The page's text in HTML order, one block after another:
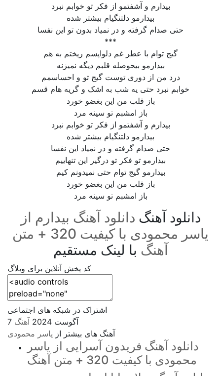
بیدارم و آشفتمو از فکر تو خوابم نبرد
بیدارمو دلتنگیام بیشتر شده
حتی صدام گرفته و در نمیاد بدون تو این نفسا
***
گیج توام با عطر غم دلواپسم ریختم به هم
بیدارمو بیحوصله قلبم دیگه نمیزنه
درد من از دوری توست گیج تو و احساسمم
خوابم نبرد حتی یه شب به اشک و گریه هام قسم
باز قلب من این بغضو خورد
باز امشبم تو سینه مرد
بیدارم و آشفتمو از فکر تو خوابم نبرد
بیدارمو دلتنگیام بیشتر شده
حتی صدام گرفته و در نمیاد این نفسا
بیدارمو تو فکر تو درگیر این تنهاییم
بیدارمو گیج توام حتی نمیدونم کیم
باز قلب من این بغضو خورد
باز امشبم تو سینه مرد
دانلود آهنگ دانلود آهنگ بیدارم از
یاسر محمودی با کیفیت 320 + متن
آهنگ با لینک مستقیم
کد پخش آنلاین برای وبلاگ
اشتراک در شبکه های اجتماعی
7 آگوست 2024
آهنگ
آهنگ های بیشتر از یاسر محمودی
دانلود آهنگ فریدون آسرایی از یاسر
محمودی با کیفیت 320 + متن آهنگ